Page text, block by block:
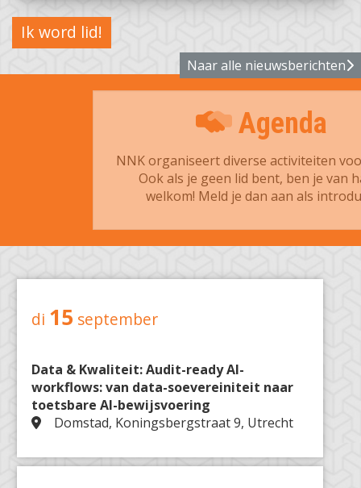
Ik word lid!
Naar alle nieuwsberichten
Agenda
NNK organiseert diverse activiteiten
Ook als je geen lid bent, ben je van
welkom! Meld je dan aan als
di 15 september
Data & Kwaliteit: Audit-ready AI-
workflows: van data-soevereiniteit naar
toetsbare AI-bewijsvoering
Domstad, Koningsbergstraat 9, Utrecht